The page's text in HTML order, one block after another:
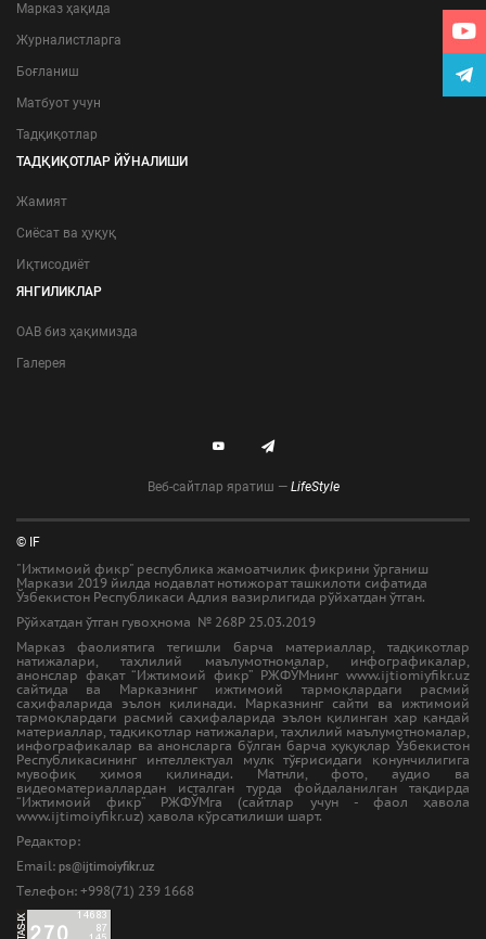
Марказ ҳақида
Журналистларга
Боғланиш
Матбуот учун
Тадқиқотлар
ТАДҚИҚОТЛАР ЙЎНАЛИШИ
Жамият
Сиёсат ва ҳуқуқ
Иқтисодиёт
ЯНГИЛИКЛАР
ОАВ биз ҳақимизда
Галерея
Веб-сайтлар яратиш — LifeStyle
© IF
"Ижтимоий фикр" республика жамоатчилик фикрини ўрганиш
Маркази 2019 йилда нодавлат нотижорат ташкилоти сифатида
Ўзбекистон Республикаси Адлия вазирлигида рўйхатдан ўтган.
Рўйхатдан ўтган гувоҳнома № 268Р 25.03.2019
Марказ фаолиятига тегишли барча материаллар, тадқиқотлар
натижалари, таҳлилий маълумотномалар, инфографикалар,
анонслар фақат “Ижтимоий фикр” РЖФЎМнинг www.ijtiomiyfikr.uz
сайтида ва Марказнинг ижтимоий тармоқлардаги расмий
саҳифаларида эълон қилинади. Марказнинг сайти ва ижтимоий
тармоқлардаги расмий саҳифаларида эълон қилинган ҳар қандай
материаллар, тадқиқотлар натижалари, таҳлилий маълумотномалар,
инфографикалар ва анонсларга бўлган барча ҳуқуқлар Ўзбекистон
Республикасининг интеллектуал мулк тўғрисидаги қонунчилигига
мувофиқ ҳимоя қилинади. Матнли, фото, аудио ва
видеоматериаллардан исталган турда фойдаланилган тақдирда
“Ижтимоий фикр” РЖФЎМга (сайтлар учун - фаол ҳавола
www.ijtimoiyfikr.uz) ҳавола кўрсатилиши шарт.
Редактор:
Email: ps@ijtimoiyfikr.uz
Tелефон: +998(71) 239 1668